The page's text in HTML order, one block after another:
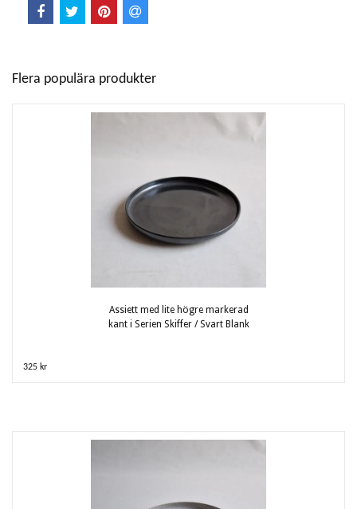
Flera populära produkter
Assiett med lite högre markerad
kant i Serien Skiffer / Svart Blank
325 kr